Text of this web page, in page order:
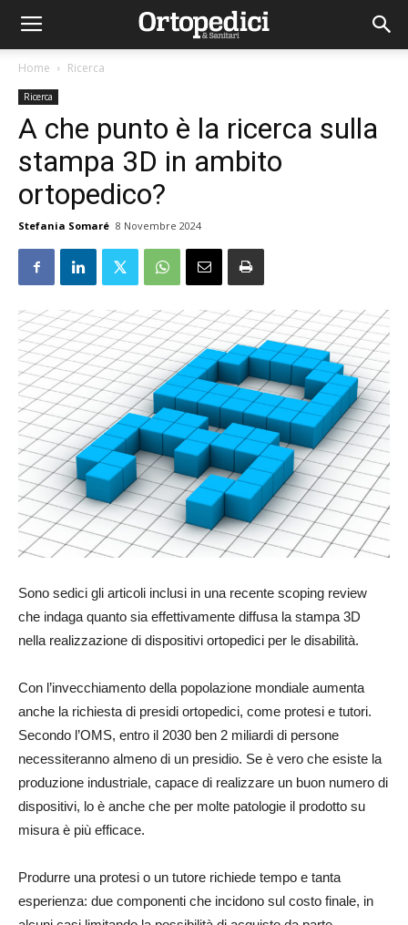
Home Ricerca
Ricerca
A che punto è la ricerca sulla
stampa 3D in ambito
ortopedico?
Stefania Somaré 8 Novembre 2024
Sono sedici gli articoli inclusi in una recente scoping review
che indaga quanto sia effettivamente diffusa la stampa 3D
nella realizzazione di dispositivi ortopedici per le disabilità.
Con l’invecchiamento della popolazione mondiale aumenta
anche la richiesta di presidi ortopedici, come protesi e tutori.
Secondo l’OMS, entro il 2030 ben 2 miliardi di persone
necessiteranno almeno di un presidio. Se è vero che esiste la
produzione industriale, capace di realizzare un buon numero di
dispositivi, lo è anche che per molte patologie il prodotto su
misura è più efficace.
Produrre una protesi o un tutore richiede tempo e tanta
esperienza: due componenti che incidono sul costo finale, in